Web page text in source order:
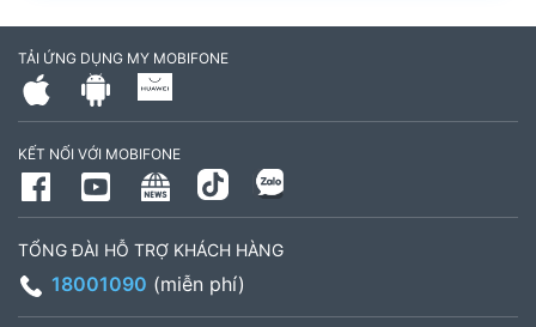
TẢI ỨNG DỤNG MY MOBIFONE
KẾT NỐI VỚI MOBIFONE
TỔNG ĐÀI HỖ TRỢ KHÁCH HÀNG
18001090 (miễn phí)